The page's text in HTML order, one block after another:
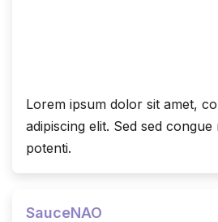
Lorem ipsum dolor sit amet,
adipiscing elit. Sed sed congue
potenti.
SauceNAO